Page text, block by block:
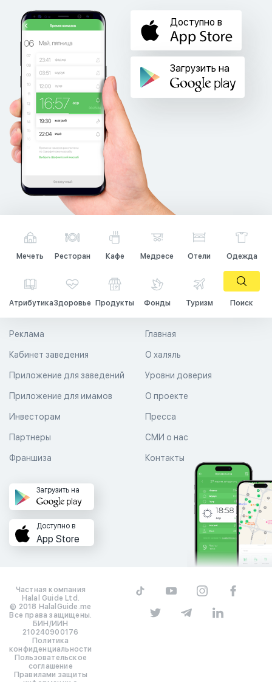
Доступно в
Загрузить на
Мечеть Ресторан Кафе Медресе Отели Одежда
АтрибутикаЗдоровье Продукты Фонды Туризм Поиск
Главная
О халяль
Уровни доверия
Реклама
Кабинет заведения
Приложение для заведений
Приложение для имамов О проекте
Пресса
СМИ о нас
Контакты
Инвесторам
Партнеры
Франшиза
Загрузить на
Доступно в
App Store
Частная компания
Halal Guide Ltd.
© 2018 HalalGuide.me
Все права защищены.
БИН/ИИН
210240900176
Политика
конфиденциальности
Пользовательское
соглашение
Правилами защиты